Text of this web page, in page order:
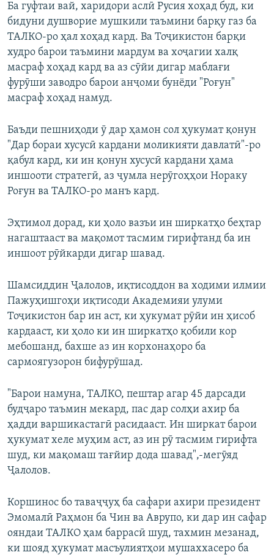
Ба гуфтаи вай, харидори аслӣ Русия хоҳад буд, ки
бидуни душворие мушкили таъмини барқу газ ба
ТАЛКО-ро ҳал хоҳад кард. Ва Тоҷикистон барқи
худро барои таъмини мардум ва хоҷагии халқ
масраф хоҳад кард ва аз сӯйи дигар маблағи
фурӯши заводро барои анҷоми бунёди "Роғун"
масраф хоҳад намуд.
Баъди пешниҳоди ӯ дар ҳамон сол ҳукумат қонун
"Дар бораи хусусӣ кардани моликияти давлатӣ"-ро
қабул кард, ки ин қонун хусусӣ кардани ҳама
иншооти стратегӣ, аз ҷумла нерӯгоҳҳои Нораку
Роғун ва ТАЛКО-ро манъ кард.
Эҳтимол дорад, ки ҳоло вазъи ин ширкатҳо беҳтар
нагаштааст ва мақомот тасмим гирифтанд ба ин
иншоот рӯйкарди дигар шавад.
Шамсиддин Ҷалолов, иқтисоддон ва ходими илмии
Пажуҳишгоҳи иқтисоди Академияи улуми
Тоҷикистон бар ин аст, ки ҳукумат рӯйи ин ҳисоб
кардааст, ки ҳоло ки ин ширкатҳо қобили кор
мебошанд, бахше аз ин корхонаҳоро ба
сармоягузорон бифурӯшад.
"Барои намуна, ТАЛКО, пештар агар 45 дарсади
будҷаро таъмин мекард, пас дар солҳи ахир ба
ҳадди варшикастагӣ расидааст. Ин ширкат барои
ҳукумат хеле муҳим аст, аз ин рӯ тасмим гирифта
шуд, ки мақомаш тағйир дода шавад",-мегӯяд
Ҷалолов.
Коршинос бо таваҷҷуҳ ба сафари ахири президент
Эмомалӣ Раҳмон ба Чин ва Аврупо, ки дар ин сафар
ояндаи ТАЛКО ҳам баррасӣ шуд, тахмин мезанад,
ки шояд ҳукумат масъулиятҳои мушаххасеро ба